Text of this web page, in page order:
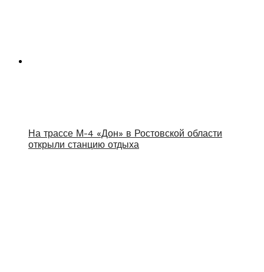
На трассе М-4 «Дон» в Ростовской области
открыли станцию отдыха